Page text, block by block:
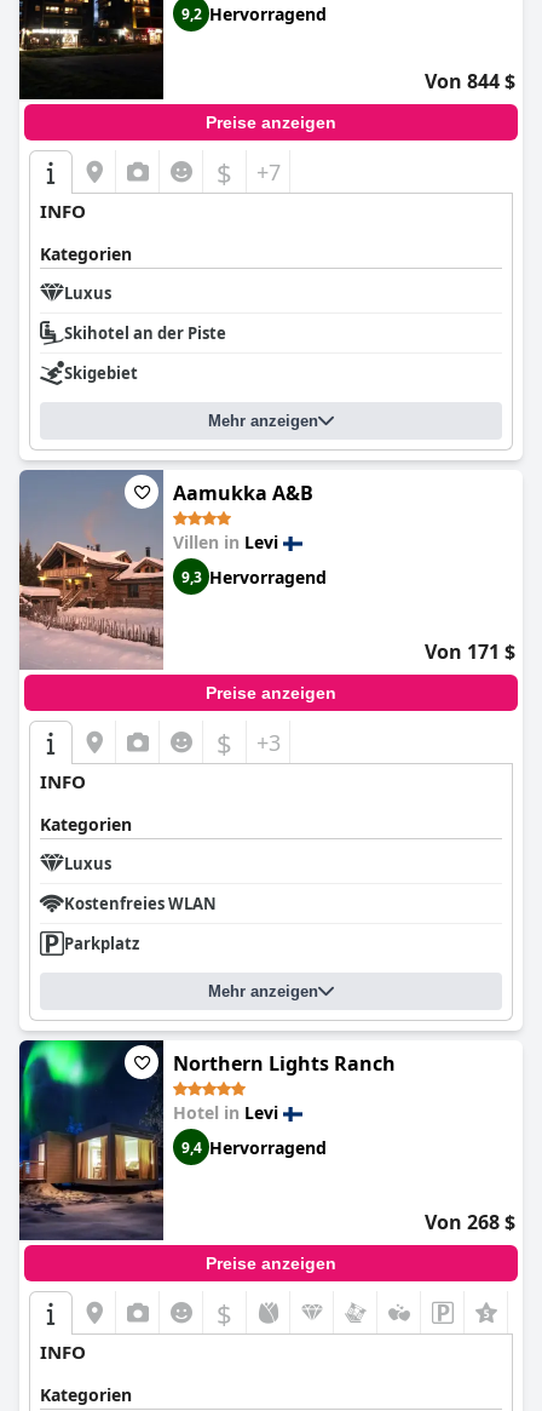
9,2 Hervorragend
Von 844 $
Preise anzeigen
$ +7
INFO
Kategorien
Luxus
Skihotel an der Piste
Skigebiet
Mehr anzeigen
Aamukka A&B
Villen in Levi
9,3 Hervorragend
Von 171 $
Preise anzeigen
$ +3
INFO
Kategorien
Luxus
Kostenfreies WLAN
Parkplatz
Mehr anzeigen
Northern Lights Ranch
Hotel in Levi
9,4 Hervorragend
Von 268 $
Preise anzeigen
$
INFO
Kategorien